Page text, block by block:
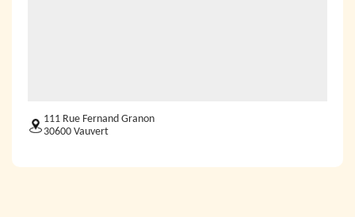
111 Rue Fernand Granon
30600 Vauvert